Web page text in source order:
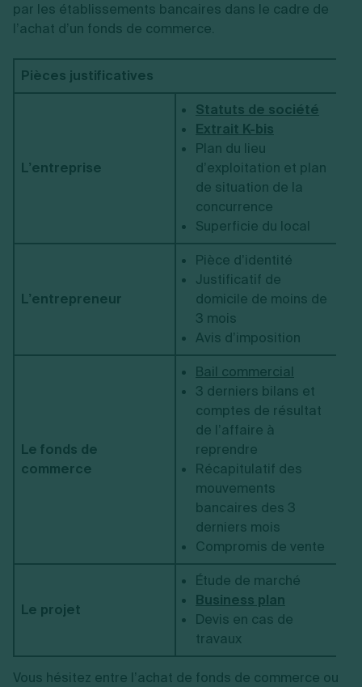
par les établissements bancaires dans le cadre de
l’achat d’un fonds de commerce.
Pièces justificatives
L’entreprise
Statuts de société
Extrait K-bis
Plan du lieu
d’exploitation et plan
de situation de la
concurrence
Superficie du local
L’entrepreneur
Pièce d’identité
Justificatif de
domicile de moins de
3 mois
Avis d’imposition
Le fonds de
commerce
Bail commercial
3 derniers bilans et
comptes de résultat
de l’affaire à
reprendre
Récapitulatif des
mouvements
bancaires des 3
derniers mois
Compromis de vente
Le projet
Étude de marché
Business plan
Devis en cas de
travaux
Vous hésitez entre l’achat de fonds de commerce ou